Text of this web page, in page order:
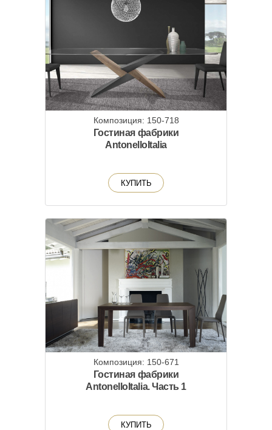
Композиция: 150-718
Гостиная фабрики
AntonelloItalia
КУПИТЬ
Композиция: 150-671
Гостиная фабрики
AntonelloItalia. Часть 1
КУПИТЬ